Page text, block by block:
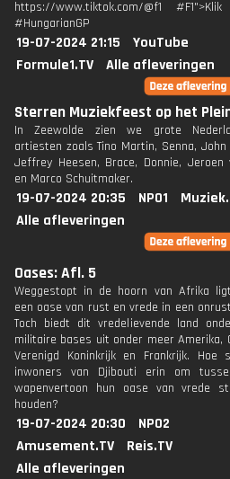
https://www.tiktok.com/@f1
#HungarianGP
19-07-2024 21:15
YouTube
Formule1.TV
Alle afleveringen
Sterren Muziekfeest op het
In Zeewolde zien we grote
artiesten zoals Tino Martin, Senna, John
Jeffrey Heesen, Brace, Donnie, Jeroen
en Marco Schuitmaker.
19-07-2024 20:35 NPO1
Alle afleveringen
Oases: Afl. 5
Weggestopt in de hoorn van Afrika
een oase van rust en vrede in een
Toch biedt dit vredelievende land
militaire bases uit onder meer Amerika,
Verenigd Koninkrijk en Frankrijk. Hoe
inwoners van Djibouti erin om
wapenvertoon hun oase van vrede
houden?
19-07-2024 20:30
NPO2
Amusement.TV
Reis.TV
Alle afleveringen